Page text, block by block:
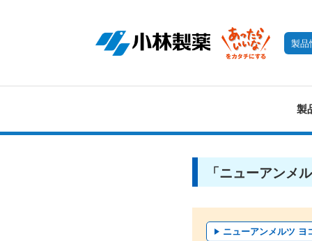
製品
製
「ニューアンメ
ニューアンメルツ ヨ